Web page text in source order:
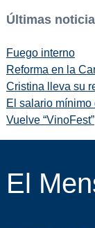
Últimas
Fuego interno
Reforma en la
Cristina lleva su
El salario
Vuelve “VinoFest”
El